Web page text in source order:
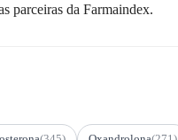
parceiras da Farmaindex.